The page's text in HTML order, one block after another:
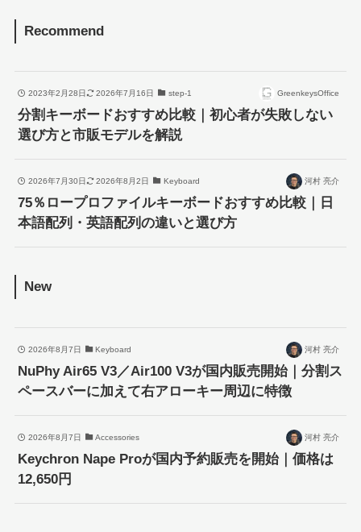
Recommend
2023年2月28日 2026年7月16日 step-1 GreenkeysOffice
分割キーボードおすすめ比較｜初心者が失敗しない
選び方と市販モデルを解説
2026年7月30日 2026年8月2日 Keyboard 河村 亮介
75％ロープロファイルキーボードおすすめ比較｜日
本語配列・英語配列の違いと選び方
New
2026年8月7日 Keyboard 河村 亮介
NuPhy Air65 V3／Air100 V3が国内販売開始｜分割ス
ペースバーに加えて右アローキー周辺に特徴
2026年8月7日 Accessories 河村 亮介
Keychron Nape Proが国内予約販売を開始｜価格は
12,650円